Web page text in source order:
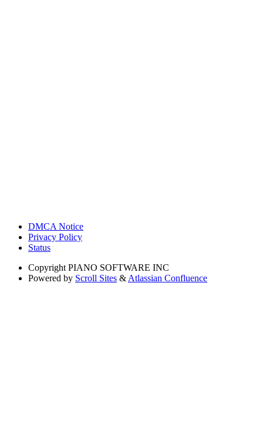
DMCA Notice
Privacy Policy
Status
Copyright PIANO SOFTWARE INC
Powered by Scroll Sites & Atlassian Confluence